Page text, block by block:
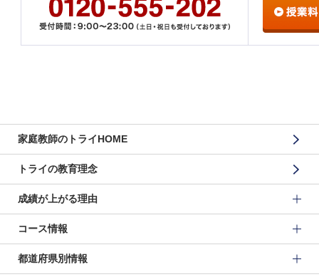
家庭教師のトライHOME
トライの教育理念
成績が上がる理由
コース情報
都道府県別情報